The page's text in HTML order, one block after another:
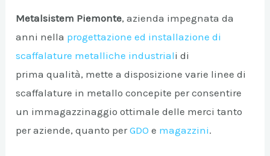
Metalsistem Piemonte, azienda impegnata da
anni nella progettazione ed installazione di
scaffalature metalliche industriali di
prima qualità, mette a disposizione varie linee di
scaffalature in metallo concepite per consentire
un immagazzinaggio ottimale delle merci tanto
per aziende, quanto perGDO e magazzini.